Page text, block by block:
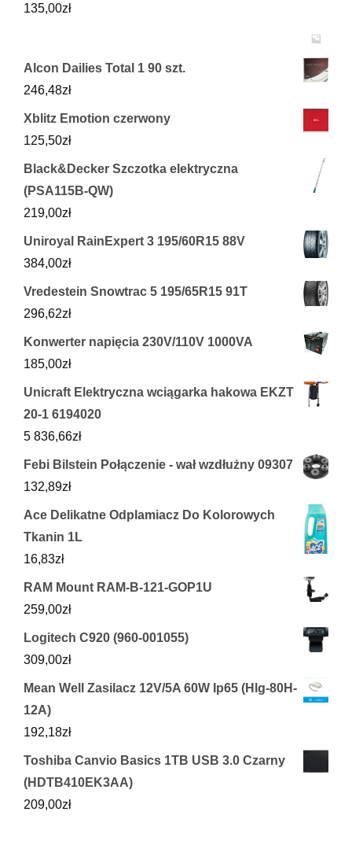
135,00zł
Alcon Dailies Total 1 90 szt.
246,48zł
Xblitz Emotion czerwony
125,50zł
Black&Decker Szczotka elektryczna
(PSA115B-QW)
219,00zł
Uniroyal RainExpert 3 195/60R15 88V
384,00zł
Vredestein Snowtrac 5 195/65R15 91T
296,62zł
Konwerter napięcia 230V/110V 1000VA
185,00zł
Unicraft Elektryczna wciągarka hakowa EKZT
20-1 6194020
5 836,66zł
Febi Bilstein Połączenie - wał wzdłużny 09307
132,89zł
Ace Delikatne Odplamiacz Do Kolorowych
Tkanin 1L
16,83zł
RAM Mount RAM-B-121-GOP1U
259,00zł
Logitech C920 (960-001055)
309,00zł
Mean Well Zasilacz 12V/5A 60W Ip65 (Hlg-80H-
12A)
192,18zł
Toshiba Canvio Basics 1TB USB 3.0 Czarny
(HDTB410EK3AA)
209,00zł